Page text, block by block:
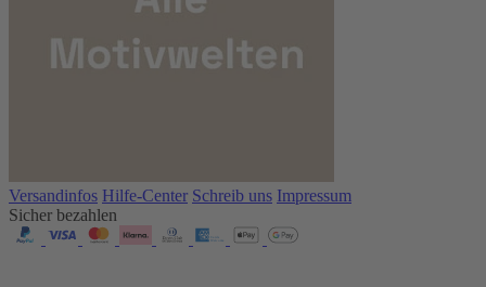
Versandinfos Hilfe-Center Schreib uns Impressum
Sicher bezahlen